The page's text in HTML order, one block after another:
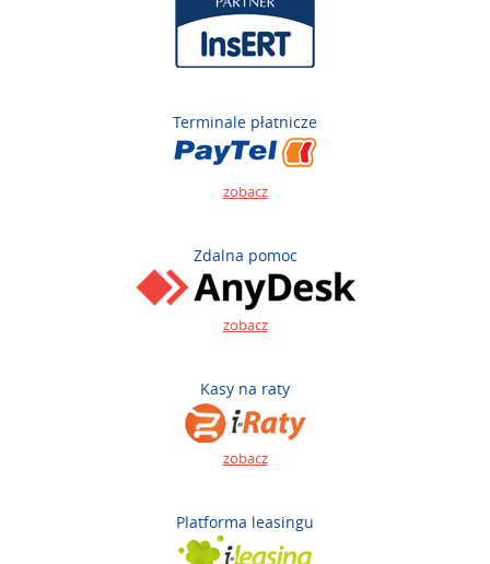
Terminale płatnicze
zobacz
Zdalna pomoc
zobacz
Kasy na raty
zobacz
Platforma leasingu